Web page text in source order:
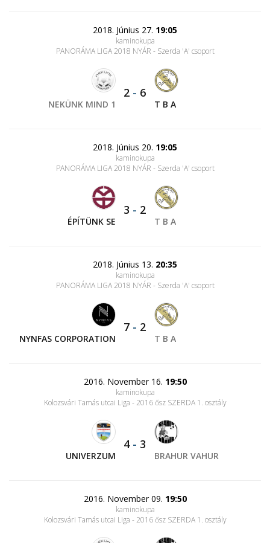
2018. Június 27. 19:05
kaminokupa
PANORÁMA LIGA 2018 NYÁR - Szerda 'A' csoport
NEKÜNK MIND 1
2 - 6
T B A
2018. Június 20. 19:05
kaminokupa
PANORÁMA LIGA 2018 NYÁR - Szerda 'A' csoport
ÉPÍTÜNK SE
3 - 2
T B A
2018. Június 13. 20:35
kaminokupa
PANORÁMA LIGA 2018 NYÁR - Szerda 'A' csoport
NYNFAS CORPORATION
7 - 2
T B A
2016. November 16. 19:50
kaminokupa
Kolozsvári Tamás utcai Liga - 2016 ősz SZERDA 1. osztály
UNIVERZUM
4- 3
BRAHUR VAHUR
2016. November 09. 19:50
kaminokupa
Kolozsvári Tamás utcai Liga - 2016 ősz SZERDA 1. osztály